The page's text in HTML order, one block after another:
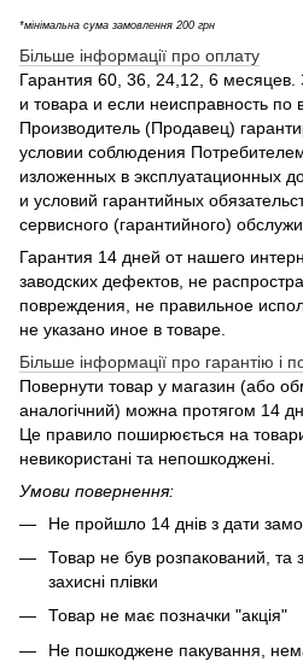
*мінімальна сума замовлення 200 грн
Більше інформації про оплату
Гарантия 60, 36, 24,12, 6 месяцев.
и товара и если неисправность по
Производитель (Продавец)
условии соблюдения
изложенных в эксплуатационных
и условий гарантийных
сервисного (гарантийного)
Гарантия 14 дней от нашего
заводских дефектов, не
повреждения, не правильное
не указано иное в товаре.
Більше інформації про гарантію і
Повернути товар у магазин (або
аналогічний) можна протягом 14
Це правило поширюється на
невикористані та непошкоджені.
Умови повернення:
Не пройшло 14 днів з дати
Товар не був розпакований, та
захисні плівки
Товар не має позначки "акція"
Не пошкоджене пакування,